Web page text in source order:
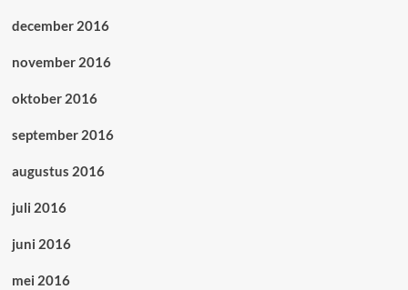
december 2016
november 2016
oktober 2016
september 2016
augustus 2016
juli 2016
juni 2016
mei 2016